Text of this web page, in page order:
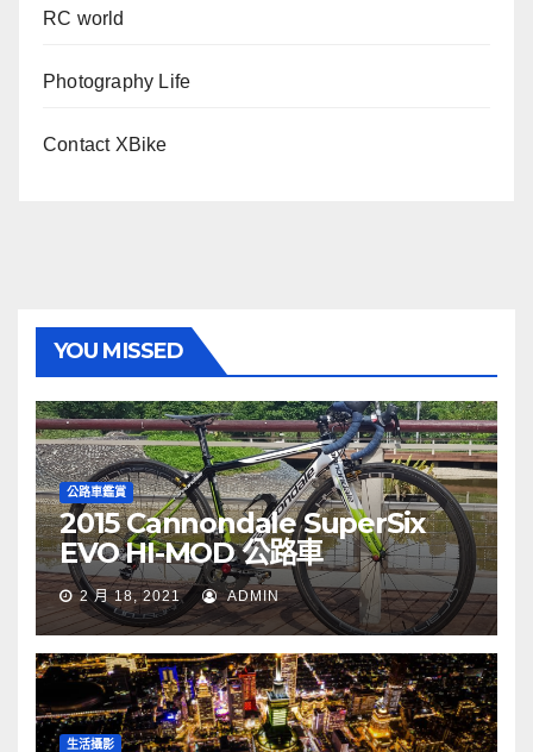
RC world
Photography Life
Contact XBike
YOU MISSED
公路車鑑賞
2015 Cannondale SuperSix
EVO HI-MOD 公路車
2 月 18, 2021 ADMIN
生活攝影